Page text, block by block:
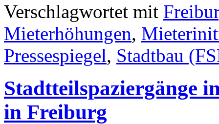
Verschlagwortet mit
Mieterhöhungen,
Pressespiegel, Stadtbau
Stadtteilspaziergänge
in Freiburg